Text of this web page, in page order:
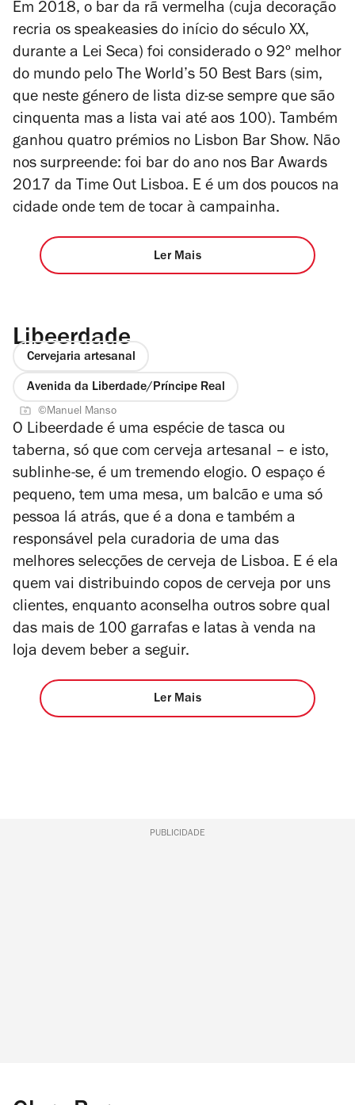
Em 2018, o bar da rã vermelha (cuja decoração
recria os speakeasies do início do século XX,
durante a Lei Seca) foi considerado o 92º melhor
do mundo pelo The World’s 50 Best Bars (sim,
que neste género de lista diz-se sempre que são
cinquenta mas a lista vai até aos 100). Também
ganhou quatro prémios no Lisbon Bar Show. Não
nos surpreende: foi bar do ano nos Bar Awards
2017 da Time Out Lisboa. E é um dos poucos na
cidade onde tem de tocar à campainha.
Ler Mais
Libeerdade
Cervejaria artesanal
Avenida da Liberdade/Príncipe Real
©Manuel Manso
O Libeerdade é uma espécie de tasca ou
taberna, só que com cerveja artesanal – e isto,
sublinhe-se, é um tremendo elogio. O espaço é
pequeno, tem uma mesa, um balcão e uma só
pessoa lá atrás, que é a dona e também a
responsável pela curadoria de uma das
melhores selecções de cerveja de Lisboa. E é ela
quem vai distribuindo copos de cerveja por uns
clientes, enquanto aconselha outros sobre qual
das mais de 100 garrafas e latas à venda na
loja devem beber a seguir.
Ler Mais
PUBLICIDADE